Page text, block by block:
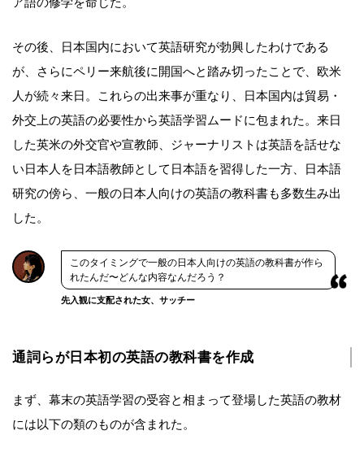
その後、日本国内において英語研究が勃興したわけである
が、さらにペリー来航後に開国へと踏み切ったことで、欧米
人が続々来日。これらの出来事が重なり、日本国内は貿易・
外交上の英語の必要性から英語学習ムードに包まれた。来日
した英米の外交官や宣教師、ジャーナリストは英語を話せな
い日本人を日本語教師として日本語を習得した一方、日本語
研究の傍ら、一般の日本人向けの英語の教科書も多数生み出
した。
このタイミングで一般の日本人向けの英語の教科書が作ら
れたんだ〜どんな内容なんだろう？
先入観に支配された女、サッチー
通詞らが日本初の英語の教科書を作成
まず、幕末の英語学習の受容と相まって登場した英語の教材
には以下の類のものが含まれた。